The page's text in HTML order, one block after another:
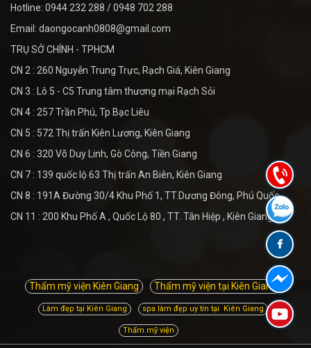
Hotline: 0944 232 288 / 0948 702 288
Email: daongocanh0808@gmail.com
TRỤ SỞ CHÍNH - TPHCM
CN 2 : 260 Nguyễn Trung Trực, Rạch Giá, Kiên Giang
CN 3 : Lô 5 - C5 Trung tâm thương mại Rạch Sỏi
CN 4 : 257 Trần Phú, Tp Bạc Liêu
CN 5 : 572 Thị trấn Kiên Lương, Kiên Giang
CN 6 : 320 Võ Duy Linh, Gò Công, Tiền Giang
CN 7 : 139 quốc lộ 63 Thị trấn An Biên, Kiên Giang
CN 8 : 191A Đường 30/4 Khu Phố 1, TT.Dương Đông, Phú Quốc
CN 11 : 200 Khu Phố A , Quốc Lộ 80 , TT. Tân Hiệp , Kiên Giang
Thẩm mỹ viện Kiên Giang Thẩm mỹ viện tại Kiên Giang
Làm đẹp tại Kiên Giang spa làm đẹp uy tín tại Kiên Giang
Thẩm mỹ viện